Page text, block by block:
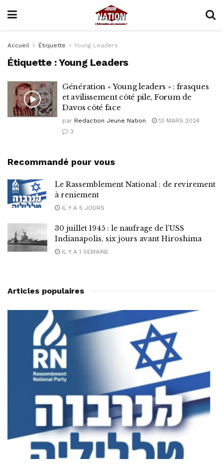
Accueil Étiquette Young Leaders
Étiquette :Young Leaders
Génération « Young leaders » : frasques
et avilissement côté pile, Forum de
Davos côté face
par Redaction Jeune Nation
13 MARS 2024
3
Recommandé pour vous
Le Rassemblement National : de revirement
à reniement
IL Y A 5 JOURS
30 juillet 1945 : le naufrage de l’USS
Indianapolis, six jours avant Hiroshima
IL Y A 1 SEMAINE
Articles populaires